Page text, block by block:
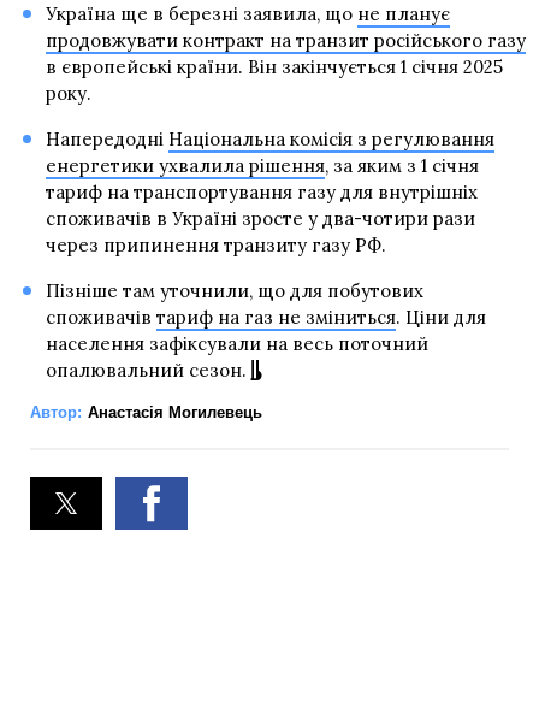
Україна ще в березні заявила, що не планує
продовжувати контракт на транзит російського газу
в європейські країни. Він закінчується 1 січня 2025
року.
Напередодні Національна комісія з регулювання
енергетики ухвалила рішення, за яким з 1 січня
тариф на транспортування газу для внутрішніх
споживачів в Україні зросте у два-чотири рази
через припинення транзиту газу РФ.
Пізніше там уточнили, що для побутових
споживачів тариф на газ не зміниться. Ціни для
населення зафіксували на весь поточний
опалювальний сезон.
Автор: Анастасія Могилевець